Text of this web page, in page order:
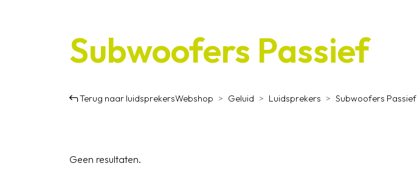
Subwoofers Passief
Terug naar luidsprekersWebshop Geluid Luidsprekers Subwoofers Passief
Geen resultaten.